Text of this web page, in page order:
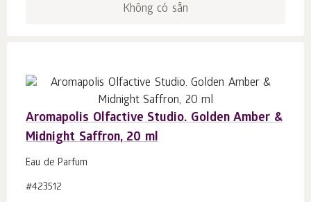
Không có sẵn
Aromapolis Olfactive Studio. Golden Amber &
Midnight Saffron, 20 ml
Eau de Parfum
#423512